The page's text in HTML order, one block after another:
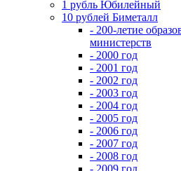
1 рубль Юбилейный
10 рублей Биметалл
- 200-летие
министерств
- 2000 год
- 2001 год
- 2002 год
- 2003 год
- 2004 год
- 2005 год
- 2006 год
- 2007 год
- 2008 год
- 2009 год